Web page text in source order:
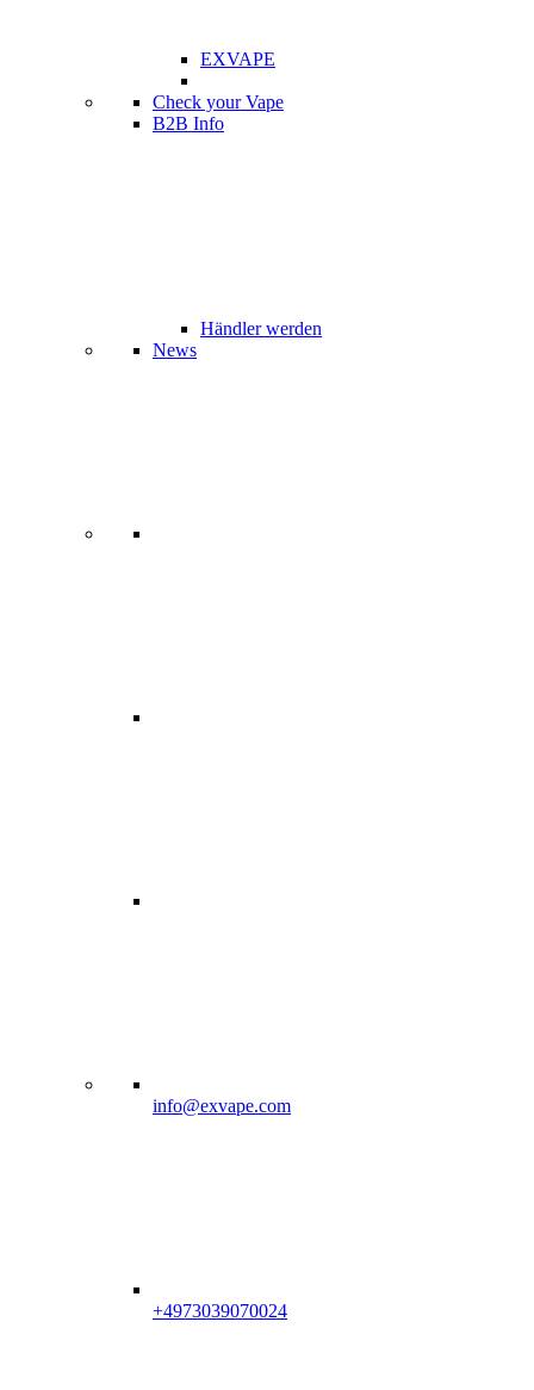
EXVAPE
Check your Vape
B2B Info
Händler werden
News
info@exvape.com
+4973039070024